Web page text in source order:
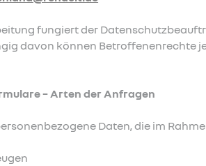
fungiert der
davon können Betroffenenrechte
– Arten der Anfragen
Daten, die im